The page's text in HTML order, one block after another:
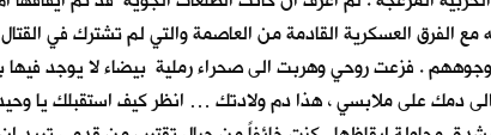
مع الفرق العسكرية القادمة من العاصمة والتي لم تشترك في
. فزعت روحي وهربت الى صحراء رملية بيضاء لا يوجد
دمك على ملابسي ، هذا دم ولادتك … انظر كيف استقبلك يا